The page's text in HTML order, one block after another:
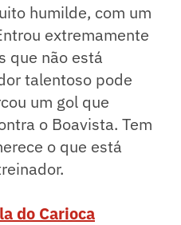
humilde, com um
extremamente
que não está
talentoso pode
um gol que
o Boavista. Tem
o que está
do Carioca